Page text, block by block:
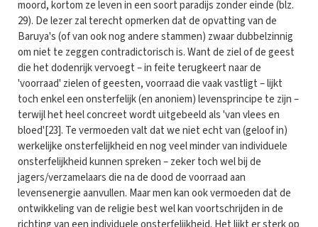
moord, kortom ze leven in een soort paradijs zonder einde (blz.
29). De lezer zal terecht opmerken dat de opvatting van de
Baruya's (of van ook nog andere stammen) zwaar dubbelzinnig
om niet te zeggen contradictorisch is. Want de ziel of de geest
die het dodenrijk vervoegt – in feite terugkeert naar de
'voorraad' zielen of geesten, voorraad die vaak vastligt – lijkt
toch enkel een onsterfelijk (en anoniem) levensprincipe te zijn –
terwijl het heel concreet wordt uitgebeeld als 'van vlees en
bloed'[23]. Te vermoeden valt dat we niet echt van (geloof in)
werkelijke onsterfelijkheid en nog veel minder van individuele
onsterfelijkheid kunnen spreken – zeker toch wel bij de
jagers/verzamelaars die na de dood de voorraad aan
levensenergie aanvullen. Maar men kan ook vermoeden dat de
ontwikkeling van de religie best wel kan voortschrijden in de